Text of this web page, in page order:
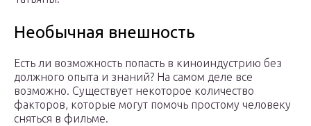
Необычная внешность
Есть ли возможность попасть в киноиндустрию без
должного опыта и знаний? На самом деле все
возможно. Существует некоторое количество
факторов, которые могут помочь простому человеку
сняться в фильме.